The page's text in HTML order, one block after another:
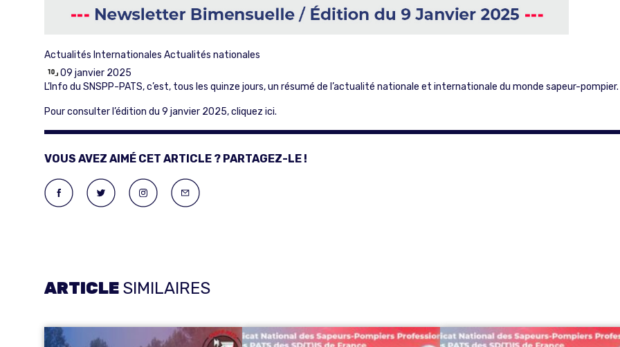
Actualités Internationales Actualités nationales
09 janvier 2025
L’Info du SNSPP-PATS, c’est, tous les quinze jours, un résumé de l’actualité nationale et internationale du monde sapeur-pompier.
Pour consulter l’édition du 9 janvier 2025,cliquez ici.
VOUS AVEZ AIMÉ CET ARTICLE ? PARTAGEZ-LE !
ARTICLE SIMILAIRES